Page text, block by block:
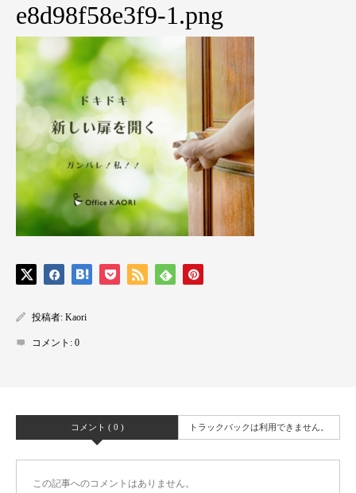
e8d98f58e3f9-1.png
投稿者: Kaori
コメント: 0
コメント ( 0 ) トラックバックは利用できません。
この記事へのコメントはありません。